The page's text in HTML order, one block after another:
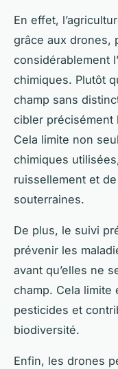
En effet,
grâce aux drones,
considérablement
chimiques. Plutôt
champ sans
cibler précisément
Cela limite non
chimiques
ruissellement et
souterraines.
De plus, le suivi
prévenir les
avant qu’elles ne
champ. Cela limite
pesticides et
biodiversité.
Enfin, les drones